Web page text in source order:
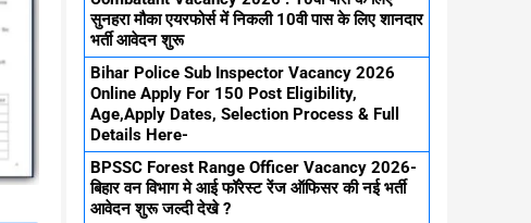
सुनहरा मौका एयरफोर्स में निकली 10वी पास के लिए शानदार
भर्ती आवेदन शुरू
Bihar Police Sub Inspector Vacancy 2026
Online Apply For 150 Post Eligibility,
Age,Apply Dates, Selection Process & Full
Details Here-
BPSSC Forest Range Officer Vacancy 2026-
बिहार वन विभाग मे आई फॉरेस्ट रेंज ऑफिसर की नई भर्ती
आवेदन शुरू जल्दी देखे ?